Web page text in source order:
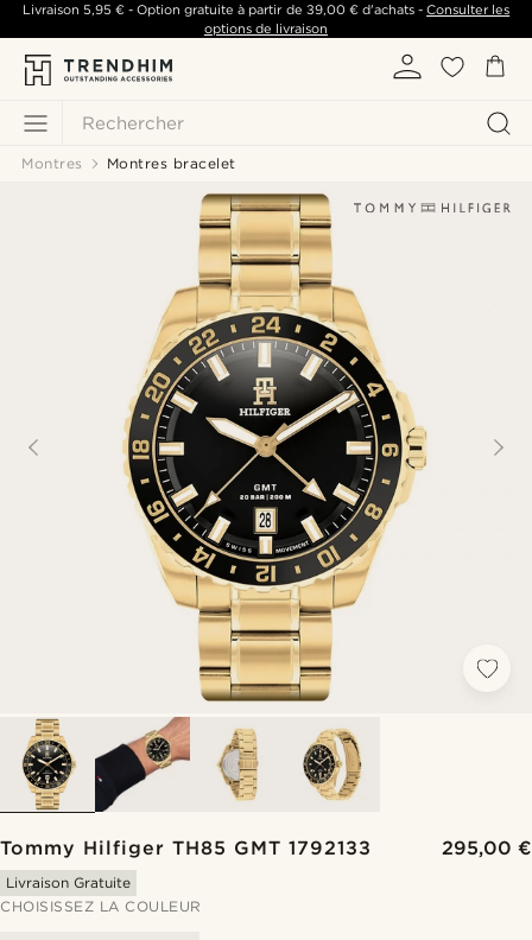
Rechercher
Livraison 5,95 €- Option gratuite à partir de 39,00 €d'achats -Consulter les
options de livraison
Montres Montres bracelet
Tommy Hilfiger TH85 GMT 1792133 295,00 €
Livraison Gratuite
CHOISISSEZ LA COULEUR